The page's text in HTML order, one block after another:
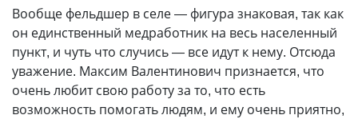
Вообще фельдшер в селе — фигура знаковая, так как
он единственный медработник на весь населенный
пункт, и чуть что случись — все идут к нему. Отсюда
уважение. Максим Валентинович признается, что
очень любит свою работу за то, что есть
возможность помогать людям, и ему очень приятно,